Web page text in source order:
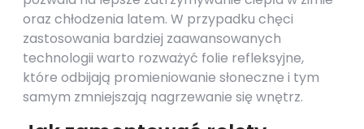
oraz chłodzenia latem. W przypadku chęci
zastosowania bardziej zaawansowanych
technologii warto rozważyć folie refleksyjne,
które odbijają promieniowanie słoneczne i tym
samym zmniejszają nagrzewanie się wnętrz.